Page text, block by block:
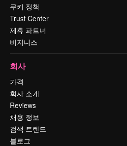
쿠키 정책
Trust Center
제휴 파트너
비지니스
회사
가격
회사 소개
Reviews
채용 정보
검색 트렌드
블로그